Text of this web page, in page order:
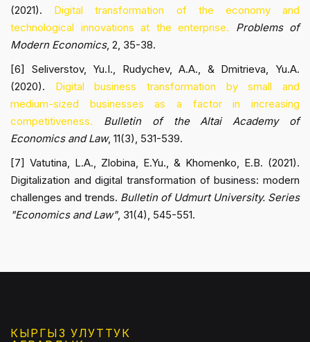
(2021). Digital transformation of the economy and
technological innovations at the enterprise.
Problems of
Modern Economics, 2, 35-38.
[6] Seliverstov, Yu.I., Rudychev, A.A., & Dmitrieva, Yu.A.
(2020). Digital business transformation by small and
medium-sized businesses as a factor in increasing
competitiveness.
Bulletin of the Altai Academy of
Economics and Law, 11(3), 531-539.
[7] Vatutina, L.A., Zlobina, E.Yu., & Khomenko, E.B. (2021).
Digitalization and digital transformation of business: modern
challenges and trends. Bulletin of Udmurt University. Series
"Economics and Law", 31(4), 545-551.
КЫРГЫЗ УЛУТТУК